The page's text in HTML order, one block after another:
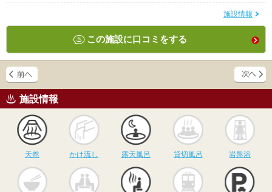
施設情報
この施設に口コミをする
施設情報
天然
かけ流し
かけ流し
露天風呂
露天風呂
貸切風呂
貸切風呂 岩盤浴
サウナ